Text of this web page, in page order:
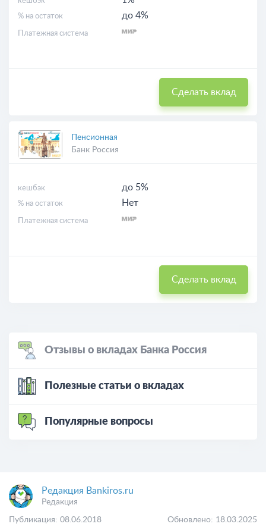
% на остаток до 4%
Платежная система
Сделать вклад
Пенсионная
Банк Россия
кешбэк до 5%
% на остаток Нет
Платежная система
Сделать вклад
Отзывы о вкладах Банка Россия
Полезные статьи о вкладах
Популярные вопросы
Редакция Bankiros.ru
Редакция
Публикация: 08.06.2018 Обновлено: 18.03.2025